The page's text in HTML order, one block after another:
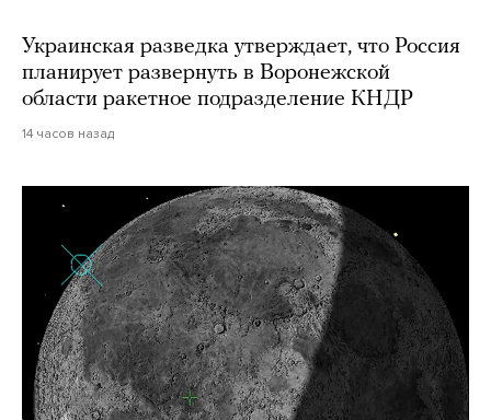
Украинская разведка утверждает, что Россия
планирует развернуть в Воронежской
области ракетное подразделение КНДР
14 часов назад